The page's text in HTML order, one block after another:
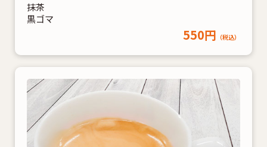
抹茶
黒ゴマ
550円 （税込）